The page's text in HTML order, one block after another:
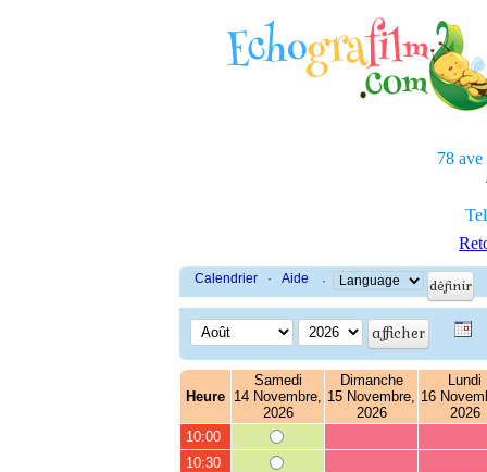
78 ave
Calendrier · Aide ·
Heure
Samedi
14 Novembre,
2026
Dimanche
15 Novembre,
2026
Lundi
16
2026
10:00
10:30